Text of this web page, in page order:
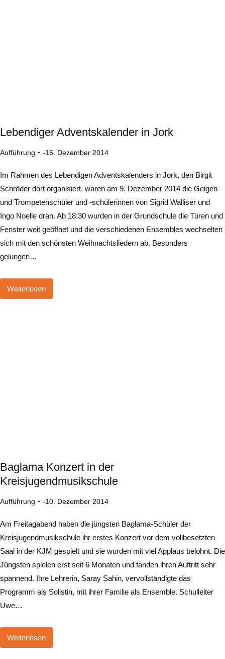
Lebendiger Adventskalender in Jork
Aufführung 16. Dezember 2014
Im Rahmen des Lebendigen Adventskalenders in Jork, den Birgit
Schröder dort organisiert, waren am 9. Dezember 2014 die Geigen-
und Trompetenschüler und -schülerinnen von Sigrid Walliser und
Ingo Noelle dran. Ab 18:30 wurden in der Grundschule die Türen und
Fenster weit geöffnet und die verschiedenen Ensembles wechselten
sich mit den schönsten Weihnachtsliedern ab. Besonders
gelungen…
Weiterlesen
Baglama Konzert in der
Kreisjugendmusikschule
Aufführung 10. Dezember 2014
Am Freitagabend haben die jüngsten Baglama-Schüler der
Kreisjugendmusikschule ihr erstes Konzert vor dem vollbesetzten
Saal in der KJM gespielt und sie wurden mit viel Applaus belohnt. Die
Jüngsten spielen erst seit 6 Monaten und fanden ihren Auftritt sehr
spannend. Ihre Lehrerin, Saray Sahin, vervollständigte das
Programm als Solistin, mit ihrer Familie als Ensemble. Schulleiter
Uwe…
Weiterlesen